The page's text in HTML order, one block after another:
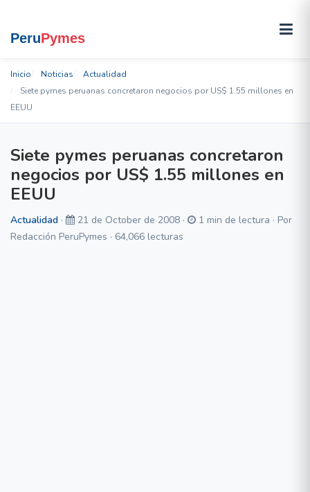
Inicio Noticias
Actualidad
Siete pymes peruanas concretaron negocios por US$ 1.55 millones en
EEUU
Siete pymes peruanas concretaron
negocios por US$ 1.55 millones en
EEUU
Actualidad · 21 de October de 2008 ·
1 min de lectura · Por
Redacción PeruPymes · 64,066 lecturas